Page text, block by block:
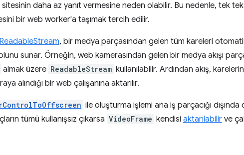
daha az yanıt vermesine neden olabilir. Bu nedenle, tek
bir web worker'a taşımak tercih edilir.
ReadableStream, bir medya parçasından gelen tüm kareleri
sunar. Örneğin, web kamerasından gelen bir medya akışı
almak üzere ReadableStream kullanılabilir. Ardından akış,
alındığı bir web çalışanına aktarılır.
ile oluşturma işlemi ana iş parçacığı dışında
tümü kullanışsız çıkarsa VideoFrame kendisi aktarılabilir ve